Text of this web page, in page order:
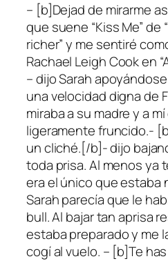
– [b]Dejad de mirarme
que suene “Kiss Me”
richer” y me sentiré
Rachael Leigh Cook en
– dijo Sarah
una velocidad digna de
miraba a su madre y a
ligeramente fruncido.-
un cliché.[/b]- dijo
toda prisa. Al menos ya
era el único que estaba
Sarah parecía que le
bull. Al bajar tan aprisa
estaba preparado y me
cogí al vuelo. – [b]Te